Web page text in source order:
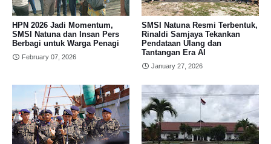
HPN 2026 Jadi Momentum,
SMSI Natuna dan Insan Pers
Berbagi untuk Warga Penagi
February 07, 2026
SMSI Natuna Resmi Terbentuk,
Rinaldi Samjaya Tekankan
Pendataan Ulang dan
Tantangan Era AI
January 27, 2026